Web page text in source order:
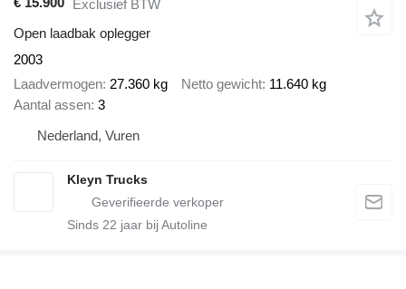
Exclusief BTW
Open laadbak oplegger
2003
Laadvermogen 27.360 kg Netto gewicht 11.640 kg
Aantal assen 3
Nederland, Vuren
Kleyn Trucks
Sinds 22 jaar bij Autoline